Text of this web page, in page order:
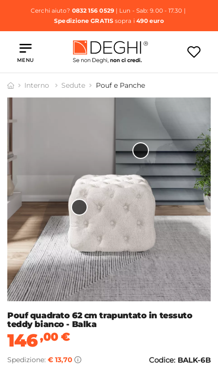
Cerchi aiuto? 0832 156 0529| Lun - Sab: 9.00 - 17.30 |
Spedizione GRATISsopra i 490 euro
MENU
Interno Sedute Pouf e Panche
Pouf quadrato 62 cm trapuntato in tessuto
teddy bianco - Balka
146,00€
Spedizione: € 13,70 Codice: BALK-6B